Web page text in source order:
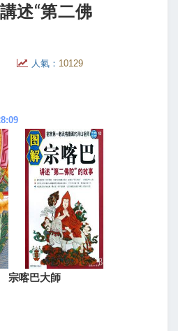
述“第二佛
人氣： 10129
宗喀巴大師